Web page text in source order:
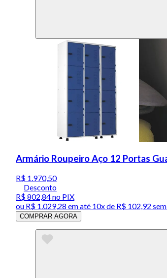
Armário Roupeiro Aço 12 Portas
R$ 1.970,50
Desconto
R$ 802,84no PIX
ou R$ 1.029,28 em até 10x de R$ 102,92
COMPRAR AGORA